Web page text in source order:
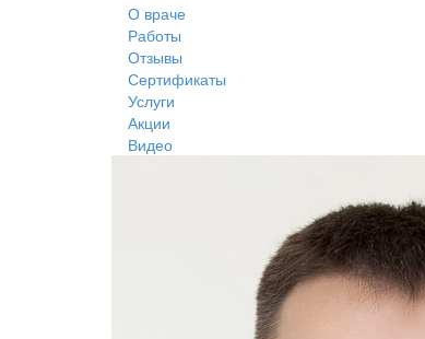
О враче
Работы
Отзывы
Сертификаты
Услуги
Акции
Видео